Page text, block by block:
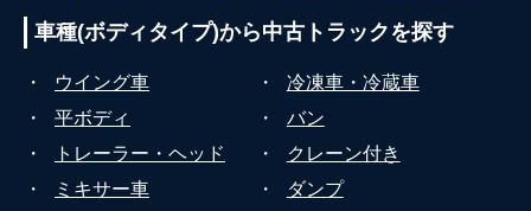
車種(ボディタイプ)から中古トラックを探す
・ ウイング車 ・
冷凍車・冷蔵車
・
平ボディ ・
バン
・
トレーラー・ヘッド ・
クレーン付き
・
ミキサー車 ・
ダンプ